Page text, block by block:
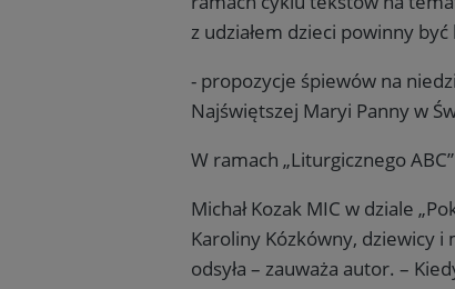
z udziałem dzieci powinny
- propozycje śpiewów na
Najświętszej Maryi Panny w
W ramach „Liturgicznego
Michał Kozak MIC w dziale
Karoliny Kózkówny, dziewicy
odsyła – zauważa autor. –